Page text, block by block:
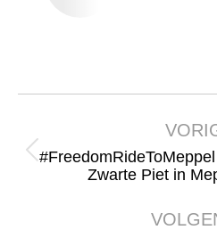
navigatie
Zwarte Piet in